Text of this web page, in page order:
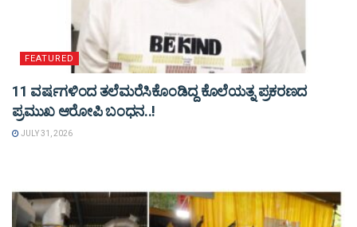
FEATURED
11 ವರ್ಷಗಳಿಂದ ತಲೆಮರೆಸಿಕೊಂಡಿದ್ದ ಕೊಲೆಯತ್ನ ಪ್ರಕರಣದ
ಪ್ರಮುಖ ಆರೋಪಿ ಬಂಧನ..!
JULY 31, 2026